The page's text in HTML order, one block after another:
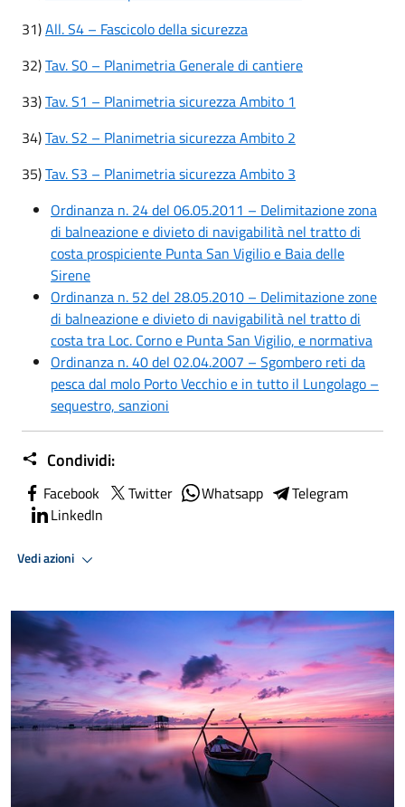
31)All. S4 – Fascicolo della sicurezza
32)Tav. S0 – Planimetria Generale di cantiere
33)Tav. S1 – Planimetria sicurezza Ambito 1
34)Tav. S2 – Planimetria sicurezza Ambito 2
35)Tav. S3 – Planimetria sicurezza Ambito 3
Ordinanza n. 24 del 06.05.2011 – Delimitazione zona
di balneazione e divieto di navigabilità nel tratto di
costa prospiciente Punta San Vigilio e Baia delle
Sirene
Ordinanza n. 52 del 28.05.2010 – Delimitazione zone
di balneazione e divieto di navigabilità nel tratto di
costa tra Loc. Corno e Punta San Vigilio, e normativa
Ordinanza n. 40 del 02.04.2007 – Sgombero reti da
pesca dal molo Porto Vecchio e in tutto il Lungolago –
sequestro, sanzioni
Condividi:
Facebook Twitter Whatsapp
Telegram
LinkedIn
Vedi azioni